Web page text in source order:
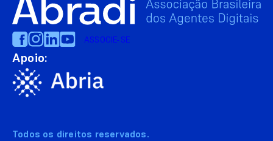
ASSOCIE-SE
Apoio:
Todos os direitos reservados.